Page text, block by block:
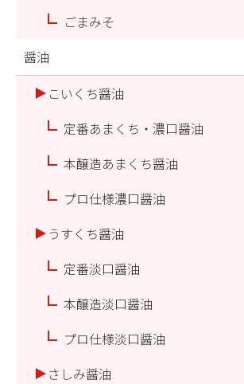
ごまみそ
醤油
こいくち醤油
定番あまくち・濃口醤油
本醸造あまくち醤油
プロ仕様濃口醤油
うすくち醤油
定番淡口醤油
本醸造淡口醤油
プロ仕様淡口醤油
さしみ醤油